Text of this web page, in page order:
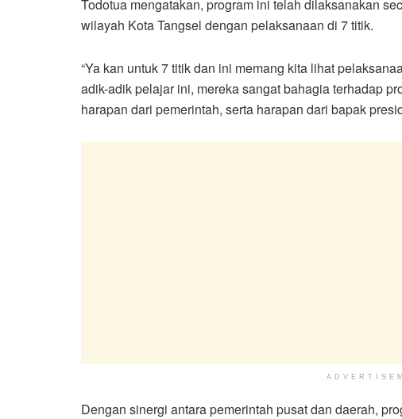
Todotua mengatakan, program ini telah dilaksanakan
wilayah Kota Tangsel dengan pelaksanaan di 7 titik.
“Ya kan untuk 7 titik dan ini memang kita lihat
adik-adik pelajar ini, mereka sangat bahagia terhadap
harapan dari pemerintah, serta harapan dari bapak
Dengan sinergi antara pemerintah pusat dan daerah,